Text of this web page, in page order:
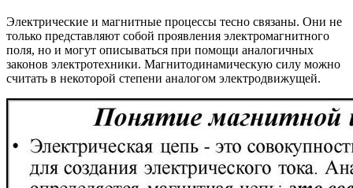
Электрические и магнитные процессы тесно связаны. Они не
только представляют собой проявления электромагнитного
поля, но и могут описываться при помощи аналогичных
законов электротехники. Магнитодинамическую силу можно
считать в некоторой степени аналогом электродвижущей.